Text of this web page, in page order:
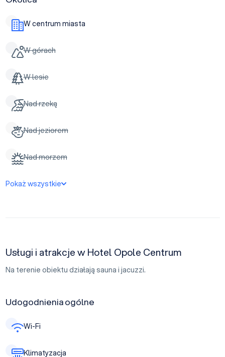
W centrum miasta
W górach
W lesie
Nad rzeką
Nad jeziorem
Nad morzem
Pokaż wszystkie
Usługi i atrakcje w Hotel Opole Centrum
Na terenie obiektu działają sauna i jacuzzi.
Udogodnienia ogólne
Wi-Fi
Klimatyzacja